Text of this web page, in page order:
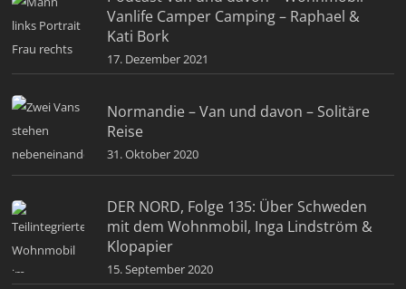
Vanlife Camper Camping – Raphael &
Kati Bork
17. Dezember 2021
Normandie – Van und davon – Solitäre
Reise
31. Oktober 2020
DER NORD, Folge 135: Über Schweden
mit dem Wohnmobil, Inga Lindström &
Klopapier
15. September 2020